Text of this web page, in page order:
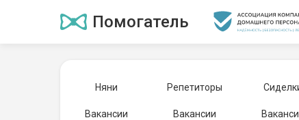
Помогатель
Няни Репетиторы
Вакансии
Вакансии